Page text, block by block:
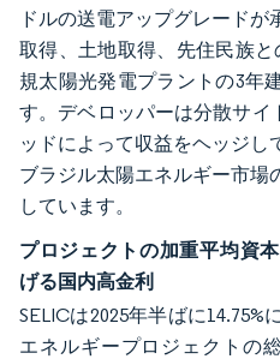
ドルの送電アップグレード
取得、土地取得、先住民族
規太陽光発電プラントの3年
す。デベロッパーは分散サイ
ッドによって収益をヘッジし
ブラジル太陽エネルギー市場
しています。
プロジェクトの加重平均資
げる国内高金利
SELICは2025年半ばに
エネルギープロジェクトの